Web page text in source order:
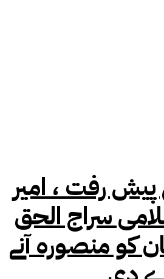
رفت ، امیر
سراج الحق
کو منصورہ آنے